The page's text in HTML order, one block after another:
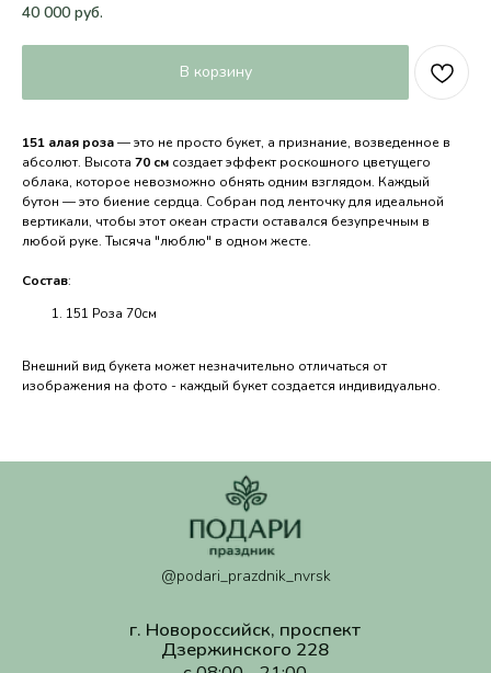
40 000 руб.
В корзину
151 алая роза— это не просто букет, а признание, возведенное в
абсолют. Высота 70 см создает эффект роскошного цветущего
облака, которое невозможно обнять одним взглядом. Каждый
бутон — это биение сердца. Собран под ленточку для идеальной
вертикали, чтобы этот океан страсти оставался безупречным в
любой руке. Тысяча "люблю" в одном жесте.
Состав:
151 Роза 70см
Внешний вид букета может незначительно отличаться от
изображения на фото - каждый букет создается индивидуально.
Политика обработки персональных данных
ИП Валанчюс Надежда Сергеевна ИНН
234992496920. ОГРНИП 325237500181448
г. Новороссийск, проспект
Дзержинского 228
c 08:00 - 21:00
@podari_prazdnik_nvrsk